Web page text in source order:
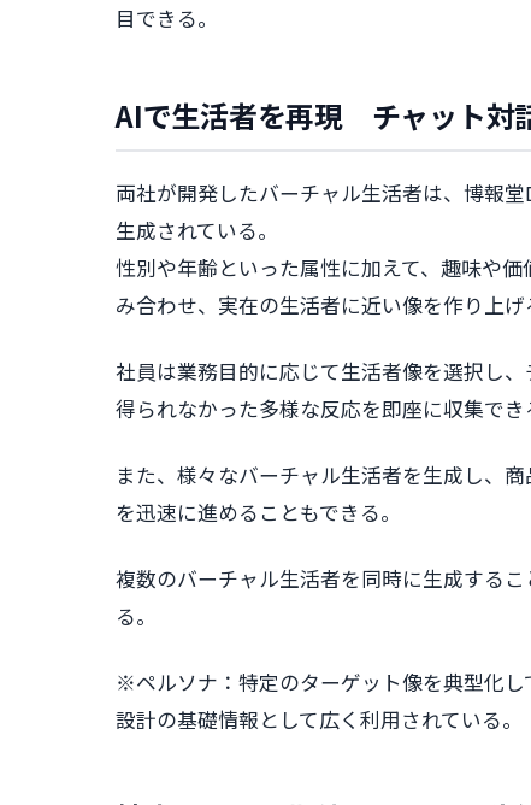
目できる。
AIで生活者を再現 チャット対
両社が開発したバーチャル生活者は、博報
生成されている。
性別や年齢といった属性に加えて、趣味や
み合わせ、実在の生活者に近い像を作り上げ
社員は業務目的に応じて生活者像を選択し
得られなかった多様な反応を即座に収集でき
また、様々なバーチャル生活者を生成し、
を迅速に進めることもできる。
複数のバーチャル生活者を同時に生成する
る。
※ペルソナ：特定のターゲット像を典型化
設計の基礎情報として広く利用されている。